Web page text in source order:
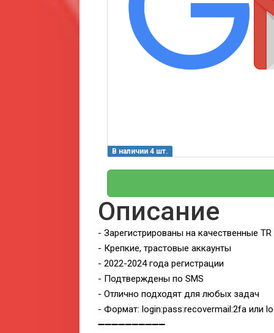
В наличии 4 шт.
Описание
- Зарегистрированы на качественные TR
- Крепкие, трастовые аккаунты
- 2022-2024 года регистрации
- Подтверждены по SMS
- Отлично подходят для любых задач
- Формат: login:pass:recovermail:2fa или
➖➖➖➖➖➖➖➖➖➖